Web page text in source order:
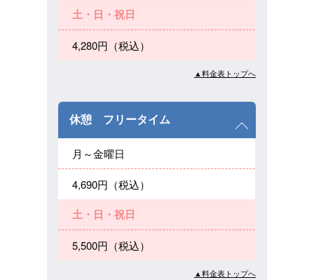
土・日・祝日
4,280円（税込）
▲料金表トップへ
休憩 フリータイム
月～金曜日
4,690円（税込）
土・日・祝日
5,500円（税込）
▲料金表トップへ